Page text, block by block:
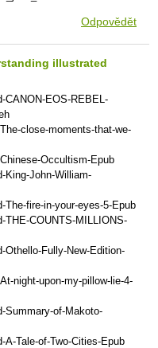
Odpovědět
illustrated
CANON-EOS-REBEL-
close-moments-that-we-
Occultism-Epub
King-John-William-
fire-in-your-eyes-5-Epub
THE-COUNTS-MILLIONS-
Othello-Fully-New-Edition-
night-upon-my-pillow-lie-4-
Summary-of-Makoto-
Tale-of-Two-Cities-Epub